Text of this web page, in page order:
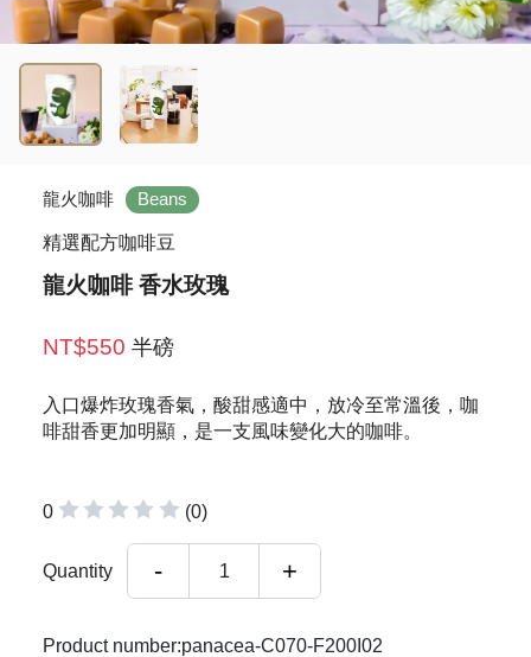
龍火咖啡 Beans
精選配方咖啡豆
龍火咖啡 香水玫瑰
NT$550 半磅
入口爆炸玫瑰香氣，酸甜感適中，放冷至常溫後，咖
啡甜香更加明顯，是一支風味變化大的咖啡。
Quantity - 1 +
0 (0)
Product number:panacea-C070-F200I02